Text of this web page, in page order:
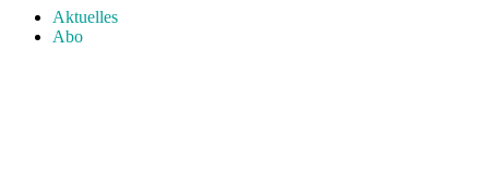
Aktuelles
Abo